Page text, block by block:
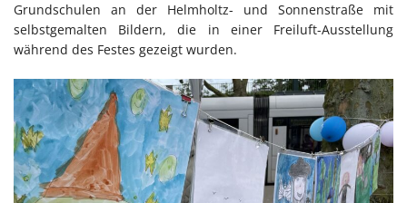
Grundschulen an der Helmholtz- und Sonnenstraße mit
selbstgemalten Bildern, die in einer Freiluft-Ausstellung
während des Festes gezeigt wurden.